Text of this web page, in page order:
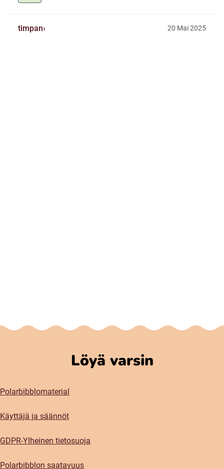
timpan 20 Mai 2025
Löyä varsin
Polarbibblomaterial
Käyttäjä ja säännöt
GDPR-Ylheinen tietosuoja
Polarbibblon saatavuus